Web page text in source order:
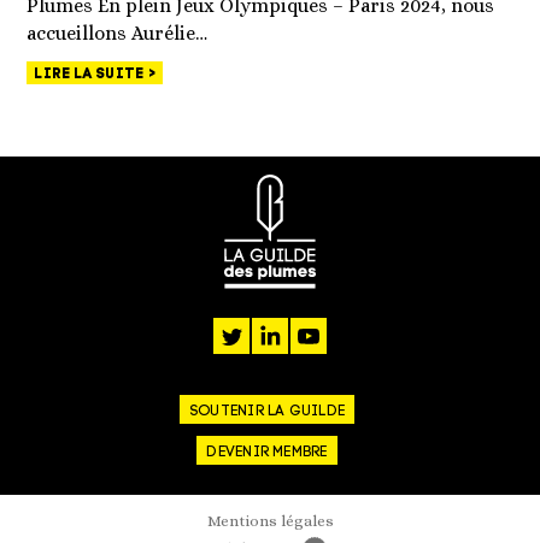
Plumes En plein Jeux Olympiques – Paris 2024, nous
accueillons Aurélie…
LIRE LA SUITE
twitterlinkedin
SOUTENIR LA GUILDE
DEVENIR MEMBRE
Mentions légales